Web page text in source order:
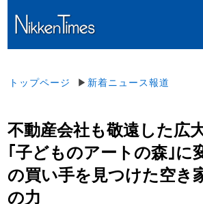
トップページ ▶ 新着ニュース報道
不動産会社も敬遠した広
｢子どものアートの森｣
の買い手を見つけた空き
の力